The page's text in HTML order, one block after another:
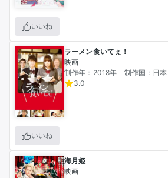
いいね
ラーメン食いてぇ！
映画
制作年：2018年
制作国：日本
3.0
いいね
海月姫
映画